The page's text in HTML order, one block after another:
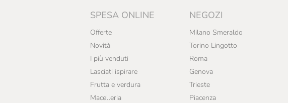
La Zolla
Lungarotti
Malenchini
Marchese Raggio
SPESA ONLINE
Offerte
Novità
I più venduti
Lasciati ispirare
Frutta e verdura
Macelleria
NEGOZI
Milano Smeraldo
Torino Lingotto
Roma
Genova
Trieste
Piacenza